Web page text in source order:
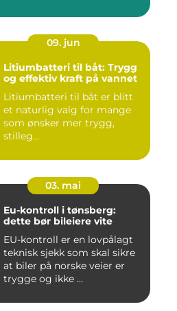
09. jun
Litiumbatteri til båt: Trygg
og effektiv kraft på vannet
Litiumbatteri til båt er blitt
et naturlig valg for mange
som ønsker mer trygg,
stilleg...
03. mai
Eu-kontroll i tønsberg:
dette bør bileiere vite
EU-kontroll er en lovpålagt
teknisk sjekk som skal sikre
at biler på norske veier er
trygge og ikke ...